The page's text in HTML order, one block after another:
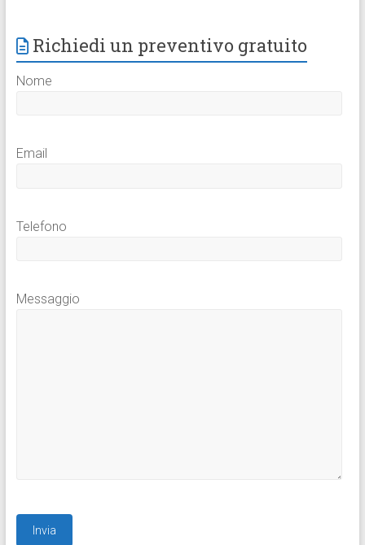
Richiedi un preventivo gratuito
Nome
Email
Telefono
Messaggio